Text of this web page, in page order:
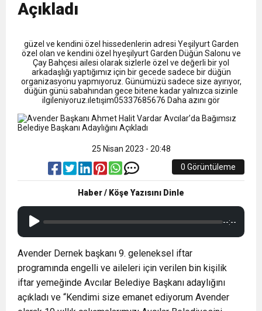
Açıkladı
Açıkladı
güzel ve kendini özel hissedenlerin adresi Yeşilyurt Garden
özel olan ve kendini özel hyeşilyurt Garden Düğün Salonu ve
Çay Bahçesi ailesi olarak sizlerle özel ve değerli bir yol
arkadaşlığı yaptığımız için bir gecede sadece bir düğün
organizasyonu yapmıyoruz. Günümüzü sadece size ayırıyor,
düğün günü sabahından gece bitene kadar yalnızca sizinle
ilgileniyoruz.ıletışim05337685676 Daha azını gör
25 Nisan 2023 - 20:48
0 Görüntüleme
Haber / Köşe Yazısını Dinle
--:--
Avender Dernek başkanı 9. geleneksel iftar
programında engelli ve aileleri için verilen bin kişilik
iftar yemeğinde Avcılar Belediye Başkanı adaylığını
açıkladı ve “Kendimi size emanet ediyorum Avender